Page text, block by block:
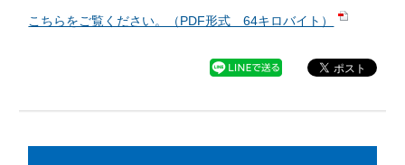
こちらをご覧ください。（PDF形式 64キロバイト）